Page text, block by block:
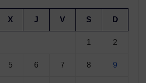
X J V S D
1 2
5 6 7 8 9